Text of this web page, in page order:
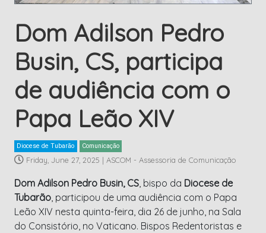
Dom Adilson Pedro
Busin, CS, participa
de audiência com o
Papa Leão XIV
Diocese de Tubarão Comunicação
Friday, June 27, 2025 | ASCOM - Assessoria de Comunicação
Dom Adilson Pedro Busin, CS, bispo da Diocese de
Tubarão, participou de uma audiência com o Papa
Leão XIV nesta quinta-feira, dia 26 de junho, na Sala
do Consistório, no Vaticano. Bispos Redentoristas e